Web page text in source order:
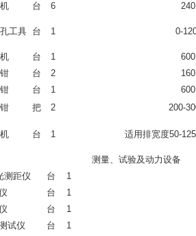
台 6
工具 台 1 0-
台 1
台 2
台 1
把 2 200-
台 1 适用排宽度50-
测量、试验及动力设备
测距仪 台
1
台
1
台
1
试仪 台
1